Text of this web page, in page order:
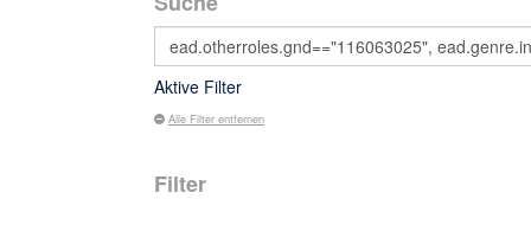
Aktive Filter
Alle Filter entfernen
Filter